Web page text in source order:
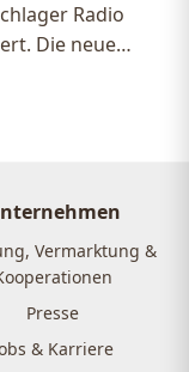
Radio
Die neue…
Vermarktung &
Presse
& Karriere